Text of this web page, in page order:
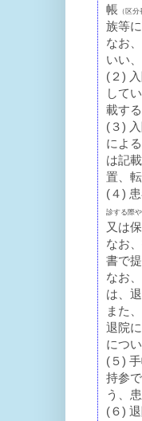
帳 （区
族等
なお
いい
(２)
して
載する
(３)
によ
は記
置、
(４)
診する際
又は
なお
書で
なお
は、
また
退院
につ
(５)
持参
う、
(６)